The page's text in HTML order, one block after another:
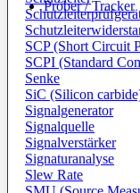
Prober / Tracker
SCP (Short Circuit
SCPI (Standard
Senke
SiC (Silicon
Signalgenerator
Signalquelle
Signalverstärker
Signaturanalyse
Slew Rate